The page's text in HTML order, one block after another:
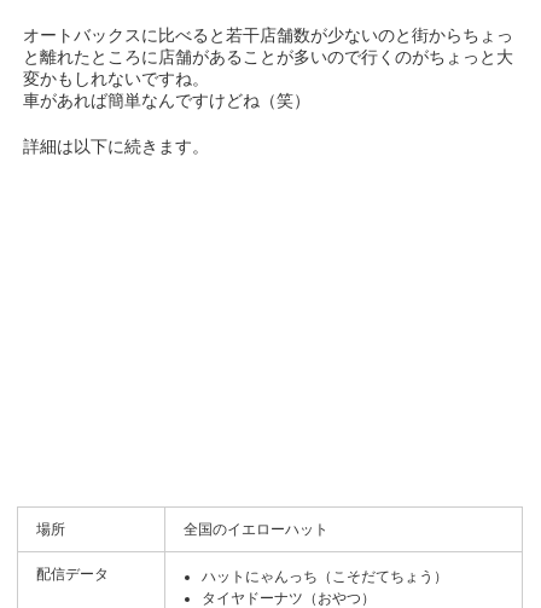
オートバックスに比べると若干店舗数が少ないのと街からちょっ
と離れたところに店舗があることが多いので行くのがちょっと大
変かもしれないですね。
車があれば簡単なんですけどね（笑）
詳細は以下に続きます。
場所 全国のイエローハット
配信データ
ハットにゃんっち（こそだてちょう）
タイヤドーナツ（おやつ）